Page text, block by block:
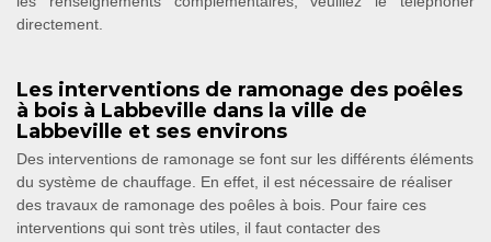
directement.
Les interventions de ramonage des poêles
à bois à Labbeville dans la ville de
Labbeville et ses environs
Des interventions de ramonage se font sur les différents éléments
du système de chauffage. En effet, il est nécessaire de réaliser
des travaux de ramonage des poêles à bois. Pour faire ces
interventions qui sont très utiles, il faut contacter des